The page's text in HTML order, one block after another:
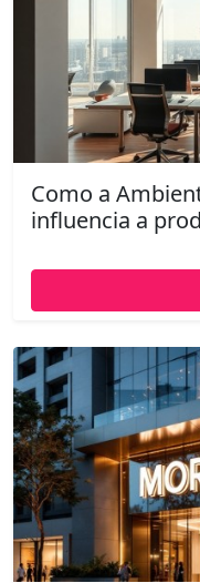
Como a
influencia a